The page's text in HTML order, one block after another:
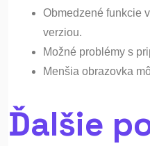
Obmedzené funkcie
verziou.
Možné problémy s
Menšia obrazovka
Ďalšie